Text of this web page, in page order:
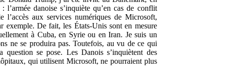
danoise s’inquiète qu’en cas de conflit
aux services numériques de Microsoft,
De fait, les États-Unis sont en mesure
à Cuba, en Syrie ou en Iran. Je suis un
ne se produira pas. Toutefois, au vu de ce qui
question se pose. Les Danois s’inquiètent des
qui utilisent Microsoft, ne pourraient plus